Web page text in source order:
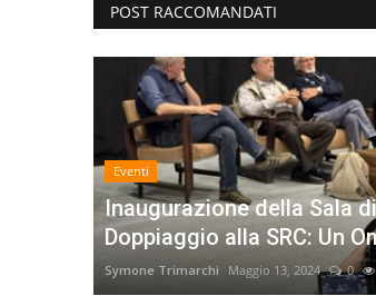
POST RACCOMANDATI
Eventi
Inaugurazione della Sala di
Doppiaggio alla SRC: Un
Symone Trimarchi Maggio 13, 2024 0